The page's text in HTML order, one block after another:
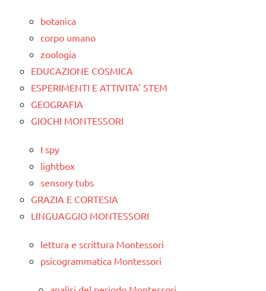
botanica
corpo umano
zoologia
EDUCAZIONE COSMICA
ESPERIMENTI E ATTIVITA' STEM
GEOGRAFIA
GIOCHI MONTESSORI
I spy
lightbox
sensory tubs
GRAZIA E CORTESIA
LINGUAGGIO MONTESSORI
lettura e scrittura Montessori
psicogrammatica Montessori